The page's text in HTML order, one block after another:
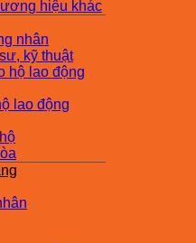
hiệu khác
nhân
kỹ thuật
hộ lao động
lao động